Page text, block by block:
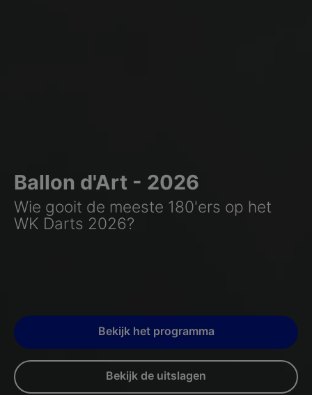
Ballon d'Art - 2026
Wie gooit de meeste 180'ers op het
WK Darts 2026?
Bekijk het programma
Bekijk de uitslagen